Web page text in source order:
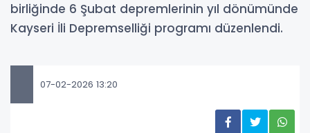
birliğinde 6 Şubat depremlerinin yıl dönümünde
Kayseri İli Depremselliği programı düzenlendi.
07-02-2026 13:20